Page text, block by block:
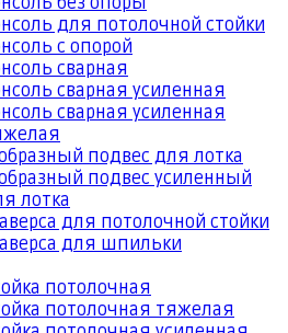
для потолочной стойки
с опорой
сварная
сварная усиленная
сварная усиленная
подвес для лотка
подвес усиленный
лотка
для потолочной стойки
для шпильки
потолочная
потолочная тяжелая